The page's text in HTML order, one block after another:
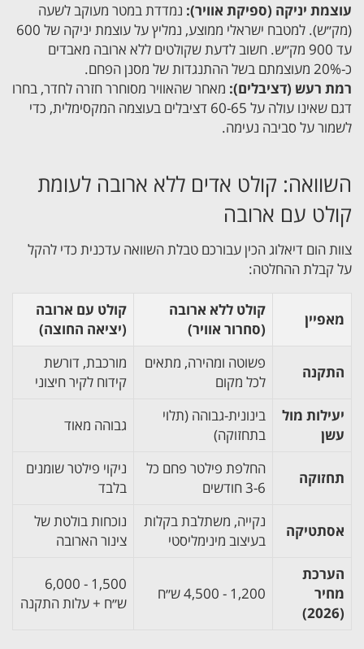
עוצמת יניקה (ספיקת אוויר): נמדדת במטר מעוקב לשעה
(מק״ש). למטבח ישראלי ממוצע, נמליץ על עוצמת יניקה של 600
עד 900 מק״ש. חשוב לדעת שקולטים ללא ארובה מאבדים
כ-20% מעוצמתם בשל ההתנגדות של מסנן הפחם.
רמת רעש (דציבלים): מאחר שהאוויר מסוחרר חזרה לחדר, בחרו
דגם שאינו עולה על 60-65 דציבלים בעוצמה המקסימלית, כדי
לשמור על סביבה נעימה.
השוואה: קולט אדים ללא ארובה לעומת
קולט עם ארובה
צוות הום דיאלוג הכין עבורכם טבלת השוואה עדכנית כדי להקל
על קבלת ההחלטה:
מאפיין
קולט ללא ארובה
(סחרור אוויר)
קולט עם ארובה
(יציאה החוצה)
התקנה
פשוטה ומהירה, מתאים
לכל מקום
מורכבת, דורשת
קידוח לקיר חיצוני
יעילות מול
עשן
בינונית-גבוהה (תלוי
בתחזוקה)
גבוהה מאוד
תחזוקה
החלפת פילטר פחם כל
3-6 חודשים
ניקוי פילטר שומנים
בלבד
אסתטיקה
נקייה, משתלבת בקלות
בעיצוב מינימליסטי
נוכחות בולטת של
צינור הארובה
הערכת
מחיר
(2026)
1,200 - 4,500 ש״ח
1,500 - 6,000
ש״ח + עלות התקנה